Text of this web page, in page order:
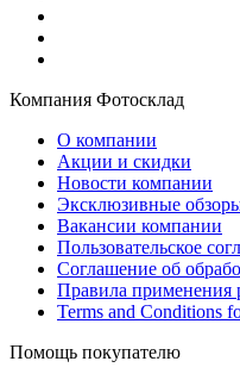
Компания Фотосклад
О компании
Акции и скидки
Новости компании
Эксклюзивные
Вакансии компании
Пользовательское
Соглашение об
Правила применения
Terms and Conditions
Помощь покупателю